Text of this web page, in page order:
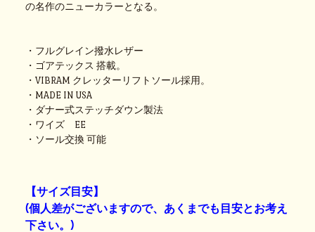
の名作のニューカラーとなる。
・フルグレイン撥水レザー
・ゴアテックス 搭載。
・VIBRAM クレッターリフトソール採用。
・MADE IN USA
・ダナー式ステッチダウン製法
・ワイズ EE
・ソール交換 可能
【サイズ目安】
(個人差がございますので、あくまでも目安とお考え
下さい。)